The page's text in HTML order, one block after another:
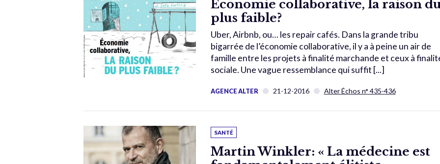
Économie collaborative, la raison
plus faible?
Uber, Airbnb, ou… les repair cafés. Dans la grande tribu
bigarrée de l’économie collaborative, il y a à peine un air de
famille entre les projets à finalité marchande et ceux à
sociale. Une vague ressemblance qui suffit [...]
AGENCE ALTER 21-12-2016 Alter Échos n° 435-436
SANTÉ
Martin Winkler: « La médecine est